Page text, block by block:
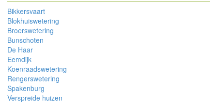
Bikkersvaart
Blokhuiswetering
Broerswetering
Bunschoten
De Haar
Eemdijk
Koenraadswetering
Rengerswetering
Spakenburg
Verspreide huizen